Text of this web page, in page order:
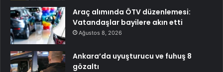
Araç alımında ÖTV düzenlemesi:
Vatandaşlar bayilere akın etti
Ağustos 8, 2026
Ankara’da uyuşturucu ve fuhuş 8
gözaltı